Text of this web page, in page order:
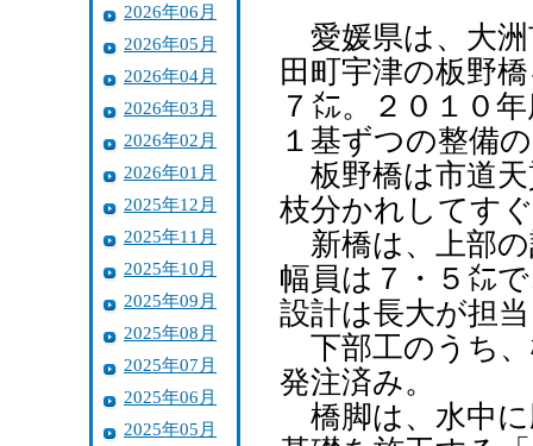
2026年06月
2026年05月
2026年04月
2026年03月
2026年02月
2026年01月
2025年12月
2025年11月
2025年10月
2025年09月
2025年08月
2025年07月
2025年06月
2025年05月
愛媛県は、大洲
田町宇津の板野
７㍍。２０１０
１基ずつの整備
板野橋は市道天
枝分かれしてす
新橋は、上部の
幅員は７・５㍍
設計は長大が担
下部工のうち、
発注済み。
橋脚は、水中に